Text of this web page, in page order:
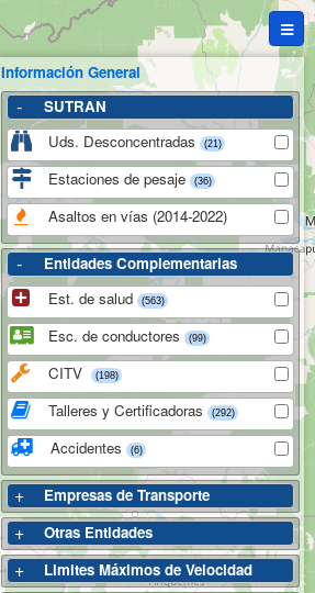
Información General
-
SUTRAN
Uds. Desconcentradas
(21)
Estaciones de pesaje (36)
Asaltos en vías (2014-2022)
-
Entidades Complementarias
Est. de salud
(563)
Esc. de conductores (99)
CITV (198)
Talleres y Certificadoras (292)
Accidentes (6)
+ Empresas de Transporte
+ Otras Entidades
+ Limites Máximos de Velocidad